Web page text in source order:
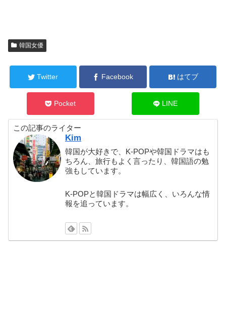
韓国女優
Twitter Facebook はてブ
Pocket LINE
この記事のライター
Kim
韓国が大好きで、K-POPや韓国ドラマはも
ちろん、旅行もよく言ったり、韓国語の勉
強もしています。
K-POPと韓国ドラマは幅広く、いろんな情
報を追っています。